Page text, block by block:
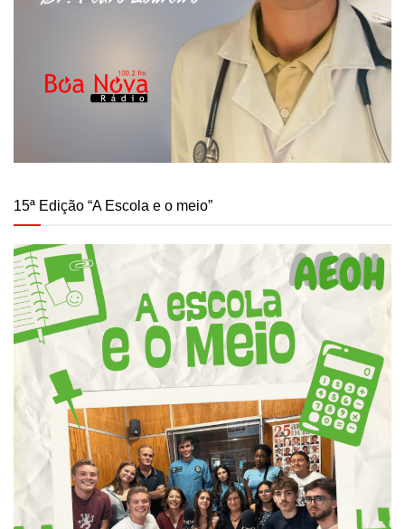
15ª Edição “A Escola e o meio”